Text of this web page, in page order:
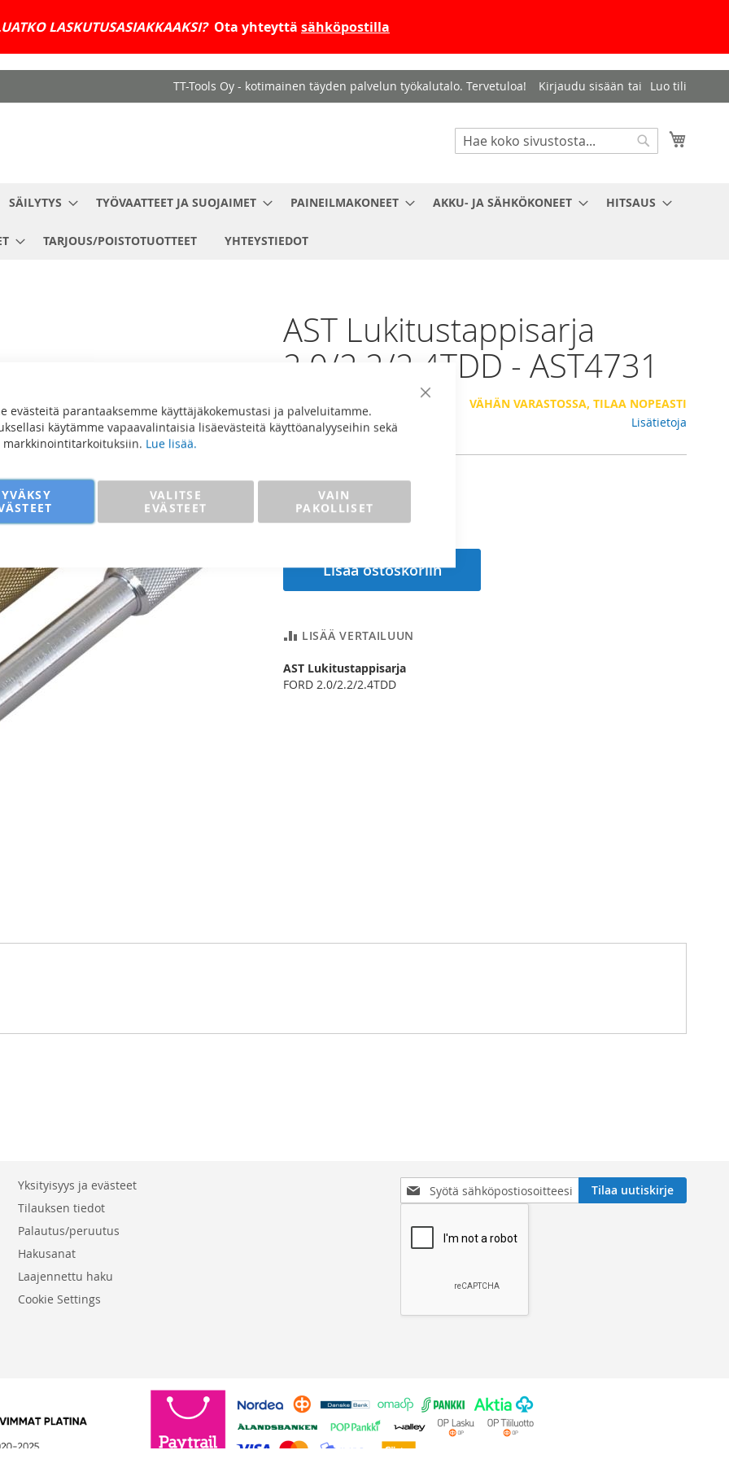
Sulje
evästeitä parantaaksemme käyttäjäkokemustasi ja palveluitamme.
käytämme vapaavalintaisia lisäevästeitä käyttöanalyyseihin sekä
markkinointitarkoituksiin. Lue lisää.
VALITSE
EVÄSTEET
VAIN
PAKOLLISET
LASKUTUSASIAKKAAKSI?Ota yhteyttä sähköpostilla
TT-Tools Oy - kotimainen täyden palvelun työkalutalo. Tervetuloa! Kirjaudu sisään Luo tili
Haku
Haku
SÄILYTYS TYÖVAATTEET JA SUOJAIMET PAINEILMAKONEET AKKU- JA SÄHKÖKONEET HITSAUS
TARJOUS/POISTOTUOTTEET YHTEYSTIEDOT
AST Lukitustappisarja
2,0/2,2/2,4TDD - AST4731
50,07 €
39,90 €
VÄHÄN VARASTOSSA, TILAA NOPEASTI
Lisätietoja
Lisää ostoskoriin
LISÄÄ VERTAILUUN
AST Lukitustappisarja
FORD 2.0/2.2/2.4TDD
Tilaa
uutiskirjeemme:
Tilaa uutiskirje
Yksityisyys ja evästeet
Tilauksen tiedot
Palautus/peruutus
Hakusanat
Laajennettu haku
Cookie Settings